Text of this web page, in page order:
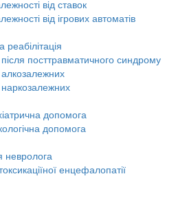
від ставок
від ігрових автоматів
реабілітація
після посттравматичного синдрому
алкозалежних
наркозалежних
допомога
допомога
невролога
енцефалопатії